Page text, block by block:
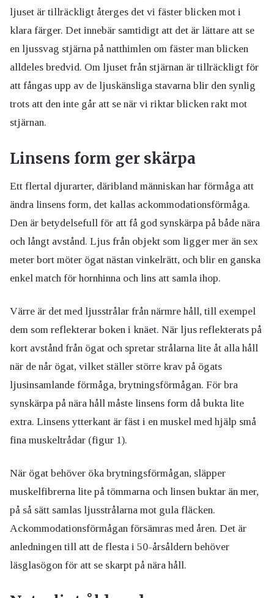
ljuset är tillräckligt återges det vi fäster blicken mot i
klara färger. Det innebär samtidigt att det är lättare att se
en ljussvag stjärna på natthimlen om fäster man blicken
alldeles bredvid. Om ljuset från stjärnan är tillräckligt för
att fångas upp av de ljuskänsliga stavarna blir den synlig
trots att den inte går att se när vi riktar blicken rakt mot
stjärnan.
Linsens form ger skärpa
Ett flertal djurarter, däribland människan har förmåga att
ändra linsens form, det kallas ackommodationsförmåga.
Den är betydelsefull för att få god synskärpa på både nära
och långt avstånd. Ljus från objekt som ligger mer än sex
meter bort möter ögat nästan vinkelrätt, och blir en ganska
enkel match för hornhinna och lins att samla ihop.
Värre är det med ljusstrålar från närmre håll, till exempel
dem som reflekterar boken i knäet. När ljus reflekterats på
kort avstånd från ögat och spretar strålarna lite åt alla håll
när de når ögat, vilket ställer större krav på ögats
ljusinsamlande förmåga, brytningsförmågan. För bra
synskärpa på nära håll måste linsens form då bukta lite
extra. Linsens ytterkant är fäst i en muskel med hjälp små
fina muskeltrådar (figur 1).
När ögat behöver öka brytningsförmågan, släpper
muskelfibrerna lite på tömmarna och linsen buktar än mer,
på så sätt samlas ljusstrålarna mot gula fläcken.
Ackommodationsförmågan försämras med åren. Det är
anledningen till att de flesta i 50-årsåldern behöver
läsglasögon för att se skarpt på nära håll.